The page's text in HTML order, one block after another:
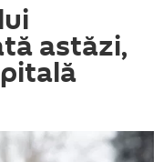
astăzi,